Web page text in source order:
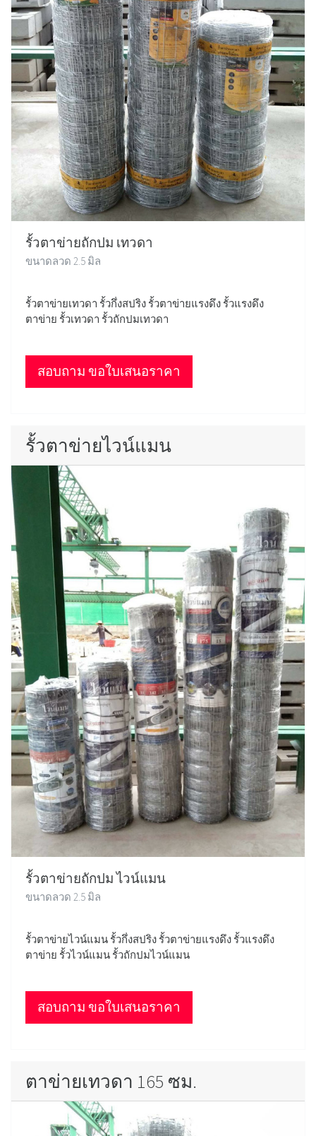
รั้วตาข่ายถักปม เทวดา
ขนาดลวด 2.5 มิล
รั้วตาข่ายเทวดา รั้วกึ่งสปริง รั้วตาข่ายแรงดึง รั้วแรงดึง
ตาข่าย รั้วเทวดา รั้วถักปมเทวดา
สอบถาม ขอใบเสนอราคา
รั้วตาข่ายไวน์แมน
รั้วตาข่ายถักปม ไวน์แมน
ขนาดลวด 2.5 มิล
รั้วตาข่ายไวน์แมน รั้วกึ่งสปริง รั้วตาข่ายแรงดึง รั้วแรงดึง
ตาข่าย รั้วไวน์แมน รั้วถักปมไวน์แมน
สอบถาม ขอใบเสนอราคา
ตาข่ายเทวดา 165 ซม.